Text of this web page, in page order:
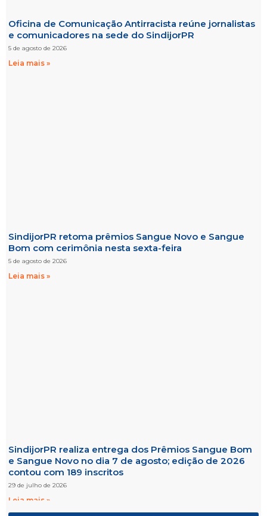
Oficina de Comunicação Antirracista reúne jornalistas
e comunicadores na sede do SindijorPR
5 de agosto de 2026
Leia mais »
SindijorPR retoma prêmios Sangue Novo e Sangue
Bom com cerimônia nesta sexta-feira
5 de agosto de 2026
Leia mais »
SindijorPR realiza entrega dos Prêmios Sangue Bom
e Sangue Novo no dia 7 de agosto; edição de 2026
contou com 189 inscritos
29 de julho de 2026
Leia mais »